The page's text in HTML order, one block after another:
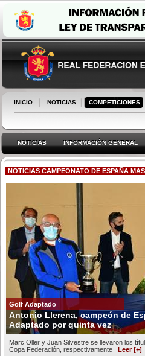
INICIO NOTICIAS COMPETICIONES
NOTICIAS INFORMACIÓN GENERAL
NOTICIAS CAMPEONATO DE ESPAÑA
Golf Adaptado
Antonio Llerena, campeón de
Adaptado por quinta vez
Marc Oller y Juan Silvestre se llevaron los
Copa Federación, respectivamente Leer [+]